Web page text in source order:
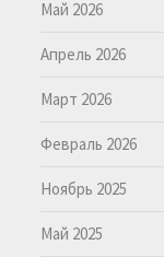
Май 2026
Апрель 2026
Март 2026
Февраль 2026
Ноябрь 2025
Май 2025